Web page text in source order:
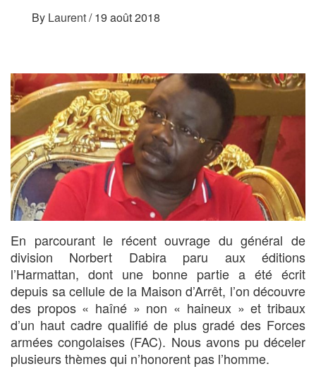
By Laurent/ 19 août 2018
En parcourant le récent ouvrage du général de
division Norbert Dabira paru aux éditions
l’Harmattan, dont une bonne partie a été écrit
depuis sa cellule de la Maison d’Arrêt, l’on découvre
des propos « haîné » non « haineux » et tribaux
d’un haut cadre qualifié de plus gradé des Forces
armées congolaises (FAC). Nous avons pu déceler
plusieurs thèmes qui n’honorent pas l’homme.